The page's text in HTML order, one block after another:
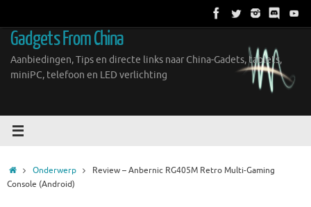
inhoud
Gadgets From China
Aanbiedingen, Tips en directe links naar China-Gadets, tablets,
miniPC, telefoon en LED verlichting
HomeOnderwerp
Review – Anbernic RG405M Retro Multi-Gaming
Console (Android)